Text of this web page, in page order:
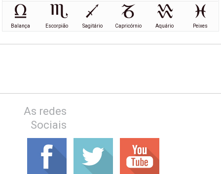
Balança Escorpião Sagitário Capricórnio Aquário Peixes
As redes
Sociais